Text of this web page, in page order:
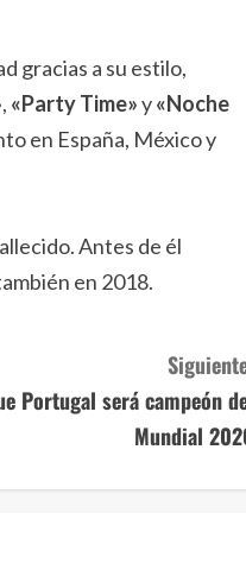
gracias a su estilo,
, «Party Time»y«Noche
en España, México y
Antes de él
en 2018.
Portugal será campeón
Mundial